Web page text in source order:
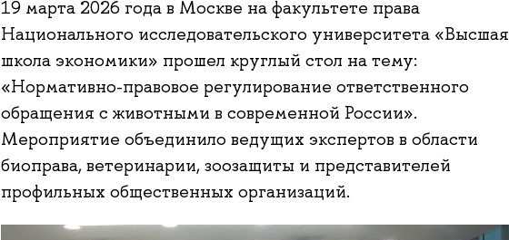
19 марта 2026 года в Москве на факультете права
Национального исследовательского университета «Высшая
школа экономики» прошел круглый стол на тему:
«Нормативно-правовое регулирование ответственного
обращения с животными в современной России».
Мероприятие объединило ведущих экспертов в области
биоправа, ветеринарии, зоозащиты и представителей
профильных общественных организаций.